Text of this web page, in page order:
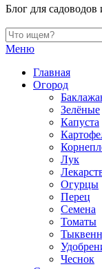
Блог для
Меню
Главная
Огород
Зелёные
Капуста
Лук
Огурцы
Перец
Семена
Томаты
Чеснок